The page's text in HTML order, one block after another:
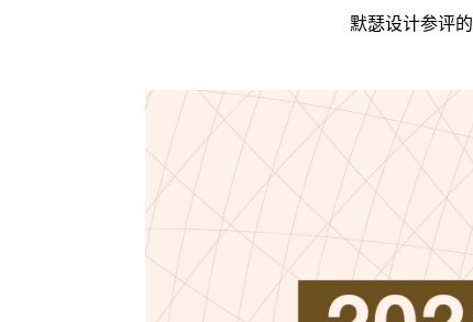
默瑟设计参评